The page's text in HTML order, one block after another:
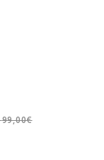
99,00€